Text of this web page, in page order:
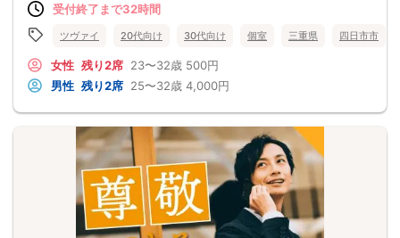
受付終了まで32時間
ツヴァイ 20代向け 30代向け 個室 三重県 四日市市
女性 残り2席 23〜32歳 500円
男性 残り2席 25〜32歳 4,000円